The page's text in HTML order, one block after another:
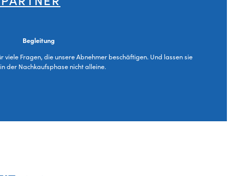
Begleitung
viele Fragen, die unsere Abnehmer beschäftigen. Und lassen sie
der Nachkaufsphase nicht alleine.